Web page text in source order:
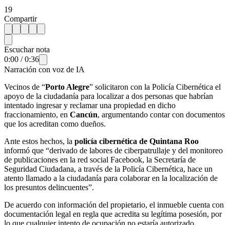
19
Compartir
Escuchar nota
0:00 /0:36
Narración con voz de IA
Vecinos de “Porto Alegre” solicitaron con la Policía Cibernética el
apoyo de la ciudadanía para localizar a dos personas que habrían
intentado ingresar y reclamar una propiedad en dicho
fraccionamiento, en Cancún, argumentando contar con documentos
que los acreditan como dueños.
Ante estos hechos, la policía cibernética de Quintana Roo
informó que “derivado de labores de ciberpatrullaje y del monitoreo
de publicaciones en la red social Facebook, la Secretaría de
Seguridad Ciudadana, a través de la Policía Cibernética, hace un
atento llamado a la ciudadanía para colaborar en la localización de
los presuntos delincuentes”.
De acuerdo con información del propietario, el inmueble cuenta con
documentación legal en regla que acredita su legítima posesión, por
lo que cualquier intento de ocupación no estaría autorizado.